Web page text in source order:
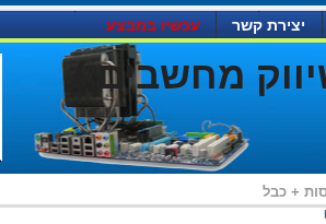
יצירת קשר עכשיו במבצע
מחשבים )